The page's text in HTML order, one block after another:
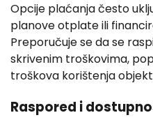
Opcije plaćanja često
planove otplate ili
Preporučuje se da se
skrivenim troškovima,
troškova korištenja
Raspored i